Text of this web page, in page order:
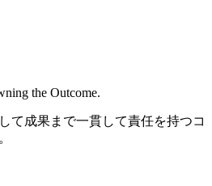
the Outcome.
て成果まで一貫して責任を持つコ